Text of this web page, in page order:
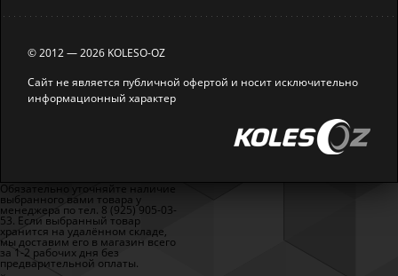
© 2012 — 2026 KOLESO-OZ
Сайт не является публичной офертой и носит исключительно
информационный характер
Обязательно уточняйте наличие
выбранного вами товара у
менеджера по тел. 8 (925) 905-03-
53. Если выбранный товар
хранится на удалённом складе,
мы доставим его в магазин всего
за 1-2 рабочих дня без
предварительной оплаты.